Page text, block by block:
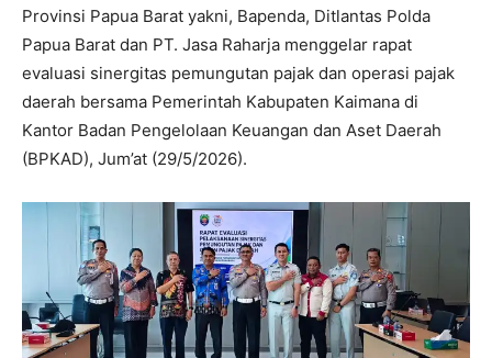
Provinsi Papua Barat yakni, Bapenda, Ditlantas Polda
Papua Barat dan PT. Jasa Raharja menggelar rapat
evaluasi sinergitas pemungutan pajak dan operasi pajak
daerah bersama Pemerintah Kabupaten Kaimana di
Kantor Badan Pengelolaan Keuangan dan Aset Daerah
(BPKAD), Jum’at (29/5/2026).